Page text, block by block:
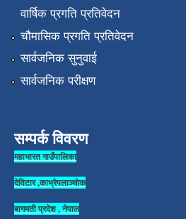
वार्षिक प्रगति प्रतिवेदन
चौमासिक प्रगति प्रतिवेदन
सार्वजनिक सुनुवाई
सार्वजनिक परीक्षण
सम्पर्क विवरण
महाभारत गाउँपालिका
देविटार ,काभ्रेपलाञ्चोक
बागमती प्रदेश , नेपाल